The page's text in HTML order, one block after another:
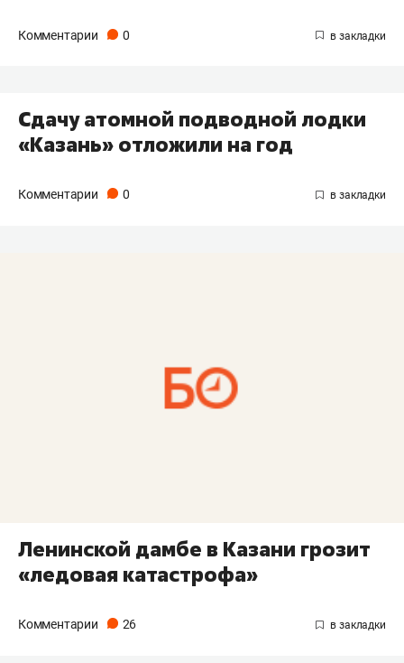
Комментарии 0
Сдачу атомной подводной лодки
«Казань» отложили на год
Комментарии 0
Ленинской дамбе в Казани грозит
«ледовая катастрофа»
Комментарии 26